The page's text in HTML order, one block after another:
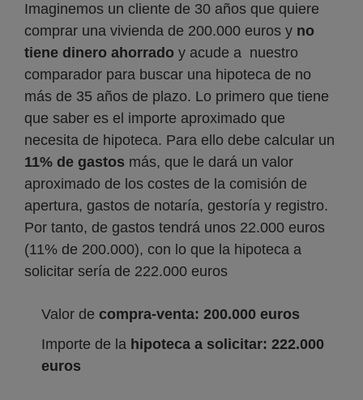
Imaginemos un cliente de 30 años que quiere
comprar una vivienda de 200.000 euros y no
tiene dinero ahorrado y acude a nuestro
comparador para buscar una hipoteca de no
más de 35 años de plazo. Lo primero que tiene
que saber es el importe aproximado que
necesita de hipoteca. Para ello debe calcular un
11% de gastos más, que le dará un valor
aproximado de los costes de la comisión de
apertura, gastos de notaría, gestoría y registro.
Por tanto, de gastos tendrá unos 22.000 euros
(11% de 200.000), con lo que la hipoteca a
solicitar sería de 222.000 euros
Valor de compra-venta: 200.000 euros
Importe de la hipoteca a solicitar: 222.000
euros